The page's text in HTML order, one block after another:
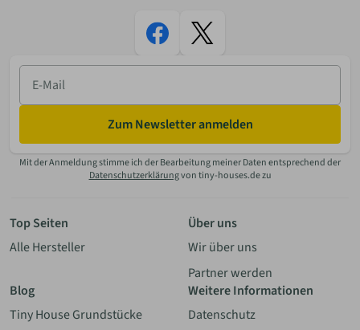
E-
Mail
Zum Newsletter anmelden
Mit der Anmeldung stimme ich der Bearbeitung meiner Daten entsprechend der
Datenschutzerklärungvon tiny-houses.de zu
Top Seiten
Alle Hersteller
Über uns
Wir über uns
Partner werden
Blog
Tiny House Grundstücke
Weitere Informationen
Datenschutz